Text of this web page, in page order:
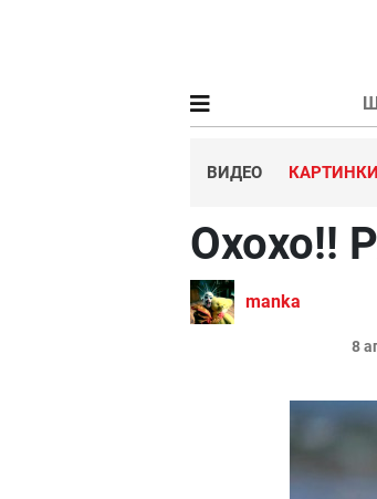
ВИДЕО КАРТИНКИ
Охохо!!
manka
8